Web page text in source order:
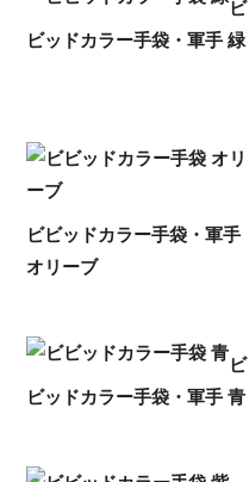
ビ
ビッドカラー手袋・軍手 緑
ビビッドカラー手袋・軍手
オリーブ
ビ
ビッドカラー手袋・軍手 青